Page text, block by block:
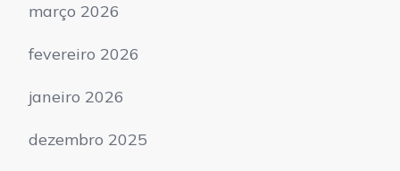
março 2026
fevereiro 2026
janeiro 2026
dezembro 2025